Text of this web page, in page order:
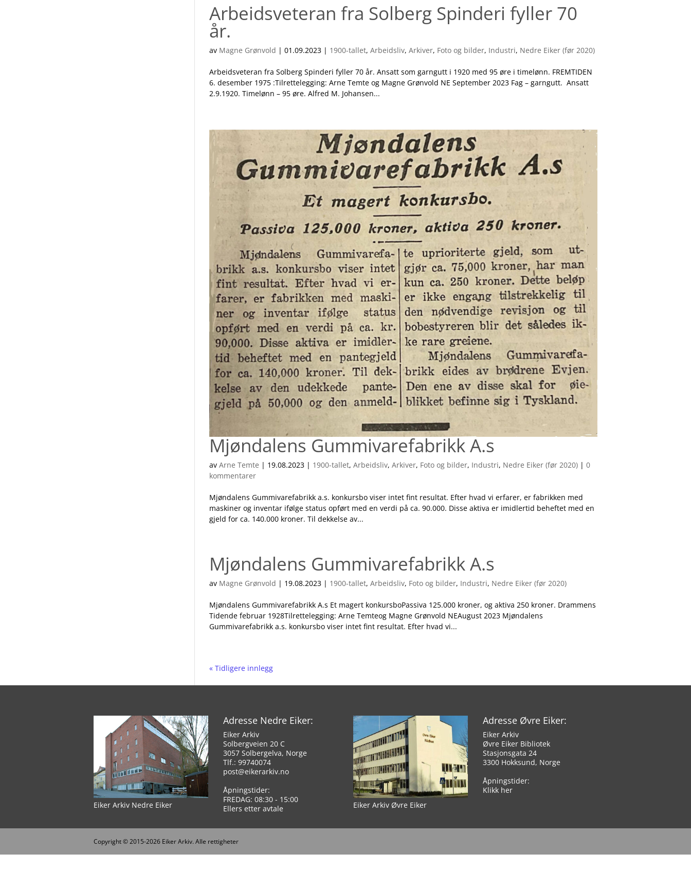
Arbeidsveteran fra Solberg Spinderi fyller 70
år.
av Magne Grønvold |01.09.2023 | 1900-tallet,Arbeidsliv,Arkiver, Foto og bilder, Industri, Nedre Eiker (før 2020)
Arbeidsveteran fra Solberg Spinderi fyller 70 år. Ansatt som garngutt i 1920 med 95 øre i timelønn. FREMTIDEN
6. desember 1975 :Tilrettelegging: Arne Temte og Magne Grønvold NE September 2023 Fag – garngutt. Ansatt
2.9.1920. Timelønn – 95 øre. Alfred M. Johansen...
Mjøndalens Gummivarefabrikk A.s
avArne Temte | 19.08.2023 | 1900-tallet,Arbeidsliv,Arkiver, Foto og bilder, Industri, Nedre Eiker (før 2020) |0
kommentarer
Mjøndalens Gummivarefabrikk a.s. konkursbo viser intet fint resultat. Efter hvad vi erfarer, er fabrikken med
maskiner og inventar ifølge status opført med en verdi på ca. 90.000. Disse aktiva er imidlertid beheftet med en
gjeld for ca. 140.000 kroner. Til dekkelse av...
Mjøndalens Gummivarefabrikk A.s
av Magne Grønvold | 19.08.2023 | 1900-tallet,Arbeidsliv, Foto og bilder, Industri, Nedre Eiker (før 2020)
Mjøndalens Gummivarefabrikk A.s Et magert konkursboPassiva 125.000 kroner, og aktiva 250 kroner. Drammens
Tidende februar 1928Tilrettelegging: Arne Temteog Magne Grønvold NEAugust 2023 Mjøndalens
Gummivarefabrikk a.s. konkursbo viser intet fint resultat. Efter hvad vi...
« Tidligere innlegg
Eiker Arkiv Nedre Eiker
Adresse Nedre Eiker:
Eiker Arkiv
Solbergveien 20 C
3057 Solbergelva, Norge
Tlf.: 99740074
post@eikerarkiv.no
Åpningstider:
FREDAG: 08:30 - 15:00
Ellers etter avtale
Eiker Arkiv Øvre Eiker
Adresse Øvre Eiker:
Eiker Arkiv
Øvre Eiker Bibliotek
Stasjonsgata 24
3300 Hokksund, Norge
Åpningstider:
Klikk her
Copyright © 2015-2026 Eiker Arkiv. Alle rettigheter